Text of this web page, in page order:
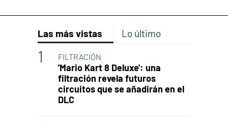
Las más vistas Lo último
FILTRACIÓN
'Mario Kart 8 Deluxe': una
filtración revela futuros
circuitos que se añadirán en el
DLC